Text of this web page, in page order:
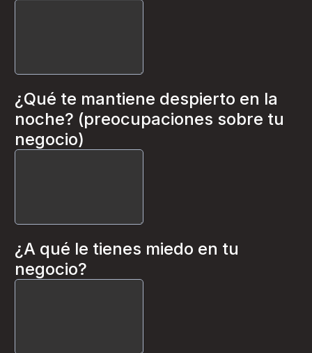
¿Qué te mantiene despierto en la
noche? (preocupaciones sobre tu
negocio)
¿A qué le tienes miedo en tu
negocio?